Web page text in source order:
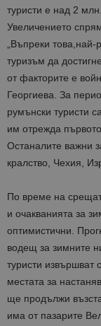
туристи е над 2
Увеличението
„Въпреки това,най-
туризъм да
от факторите е
Георгиева. За
румънски туристи
им отрежда
Останалите важни
кралство, Чехия,
По време на
и очакванията за
оптимистични.
водещ за зимните
туристи извършват
местата за
ще продължи
има от пазарите